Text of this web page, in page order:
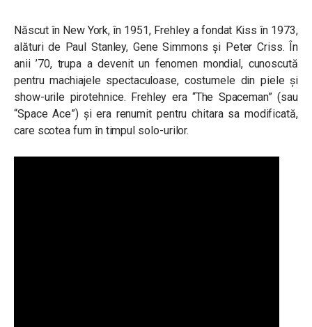
Născut în New York, în 1951, Frehley a fondat Kiss în 1973,
alături de Paul Stanley, Gene Simmons și Peter Criss. În
anii ’70, trupa a devenit un fenomen mondial, cunoscută
pentru machiajele spectaculoase, costumele din piele și
show-urile pirotehnice. Frehley era “The Spaceman” (sau
“Space Ace”) și era renumit pentru chitara sa modificată,
care scotea fum în timpul solo-urilor.